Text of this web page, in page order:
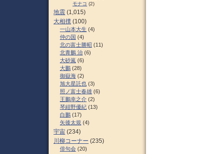
モナコ (2)
地震 (1,015)
大相撲 (100)
一山本大生 (4)
仲の国 (4)
北の富士勝昭 (11)
北青鵬 治 (6)
大砂嵐 (6)
大鵬 (28)
御嶽海 (2)
旭大星託也 (3)
照ノ富士春雄 (6)
王鵬幸之介 (2)
琴紺野優紀 (13)
白鵬 (17)
矢後太規 (4)
宇宙 (234)
川柳コーナー (235)
俳句会 (20)